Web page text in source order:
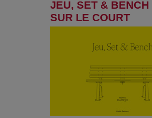
JEU, SET &
SUR LE COURT